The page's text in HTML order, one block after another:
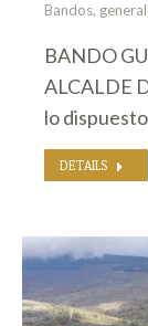
Bandos,
BANDO
ALCALDE
lo
DETAILS